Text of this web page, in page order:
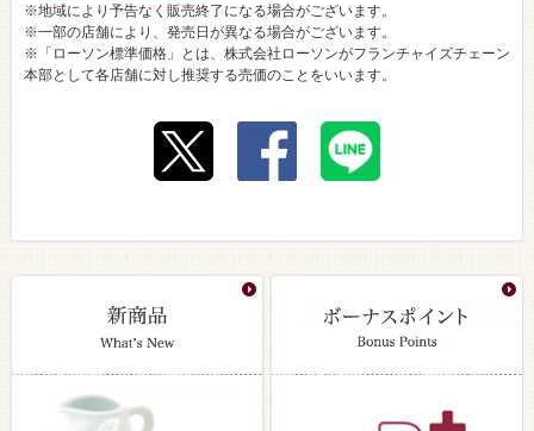
※地域により予告なく販売終了になる場合がございます。
※一部の店舗により、発売日が異なる場合がございます。
※「ローソン標準価格」とは、株式会社ローソンがフランチャイズチェーン
本部として各店舗に対し推奨する売価のことをいいます。